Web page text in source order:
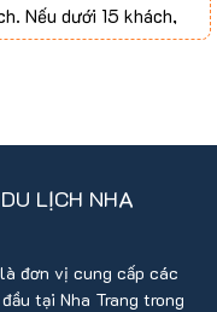
Nếu dưới 15 khách,
và thỏa thuận lại
75 tuổi, gia đình và quý
được xuất cảnh
do cơ quan hải
chịu trách nhiệm và
LỊCH NHA
đơn vị cung cấp các
tại Nha Trang trong